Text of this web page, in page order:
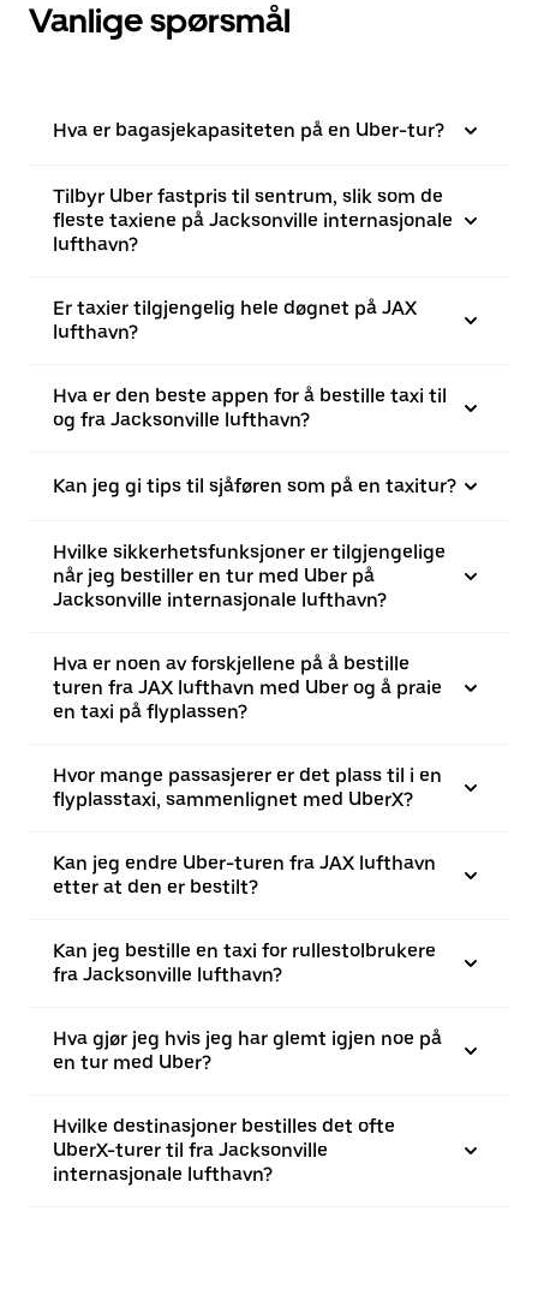
Vanlige spørsmål
Hva er bagasjekapasiteten på en Uber-tur?
Tilbyr Uber fastpris til sentrum, slik som de
fleste taxiene på Jacksonville internasjonale
lufthavn?
Er taxier tilgjengelig hele døgnet på JAX
lufthavn?
Hva er den beste appen for å bestille taxi til
og fra Jacksonville lufthavn?
Kan jeg gi tips til sjåføren som på en taxitur?
Hvilke sikkerhetsfunksjoner er tilgjengelige
når jeg bestiller en tur med Uber på
Jacksonville internasjonale lufthavn?
Hva er noen av forskjellene på å bestille
turen fra JAX lufthavn med Uber og å praie
en taxi på flyplassen?
Hvor mange passasjerer er det plass til i en
flyplasstaxi, sammenlignet med UberX?
Kan jeg endre Uber-turen fra JAX lufthavn
etter at den er bestilt?
Kan jeg bestille en taxi for rullestolbrukere
fra Jacksonville lufthavn?
Hva gjør jeg hvis jeg har glemt igjen noe på
en tur med Uber?
Hvilke destinasjoner bestilles det ofte
UberX-turer til fra Jacksonville
internasjonale lufthavn?